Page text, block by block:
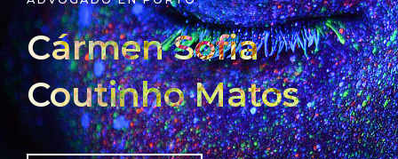
Cármen Sofia
Coutinho Matos